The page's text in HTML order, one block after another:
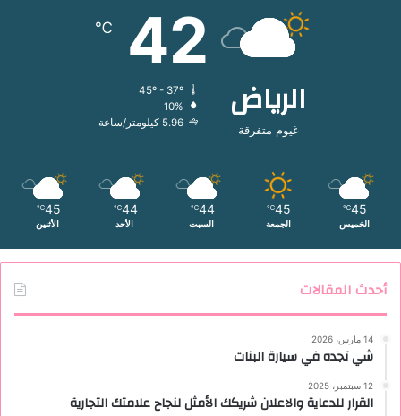
الرياض
غيوم متفرقة
42
℃
10%
5.96 كيلومتر/ساعة
45
℃
الخميس
45
℃
الجمعة
44
℃
السبت
44
℃
الأحد
45
℃
الأثنين
أحدث المقالات
14 مارس، 2026
شي تجده في سيارة البنات
12 سبتمبر، 2025
القرار للدعاية والاعلان شريكك الأمثل لنجاح علامتك التجارية